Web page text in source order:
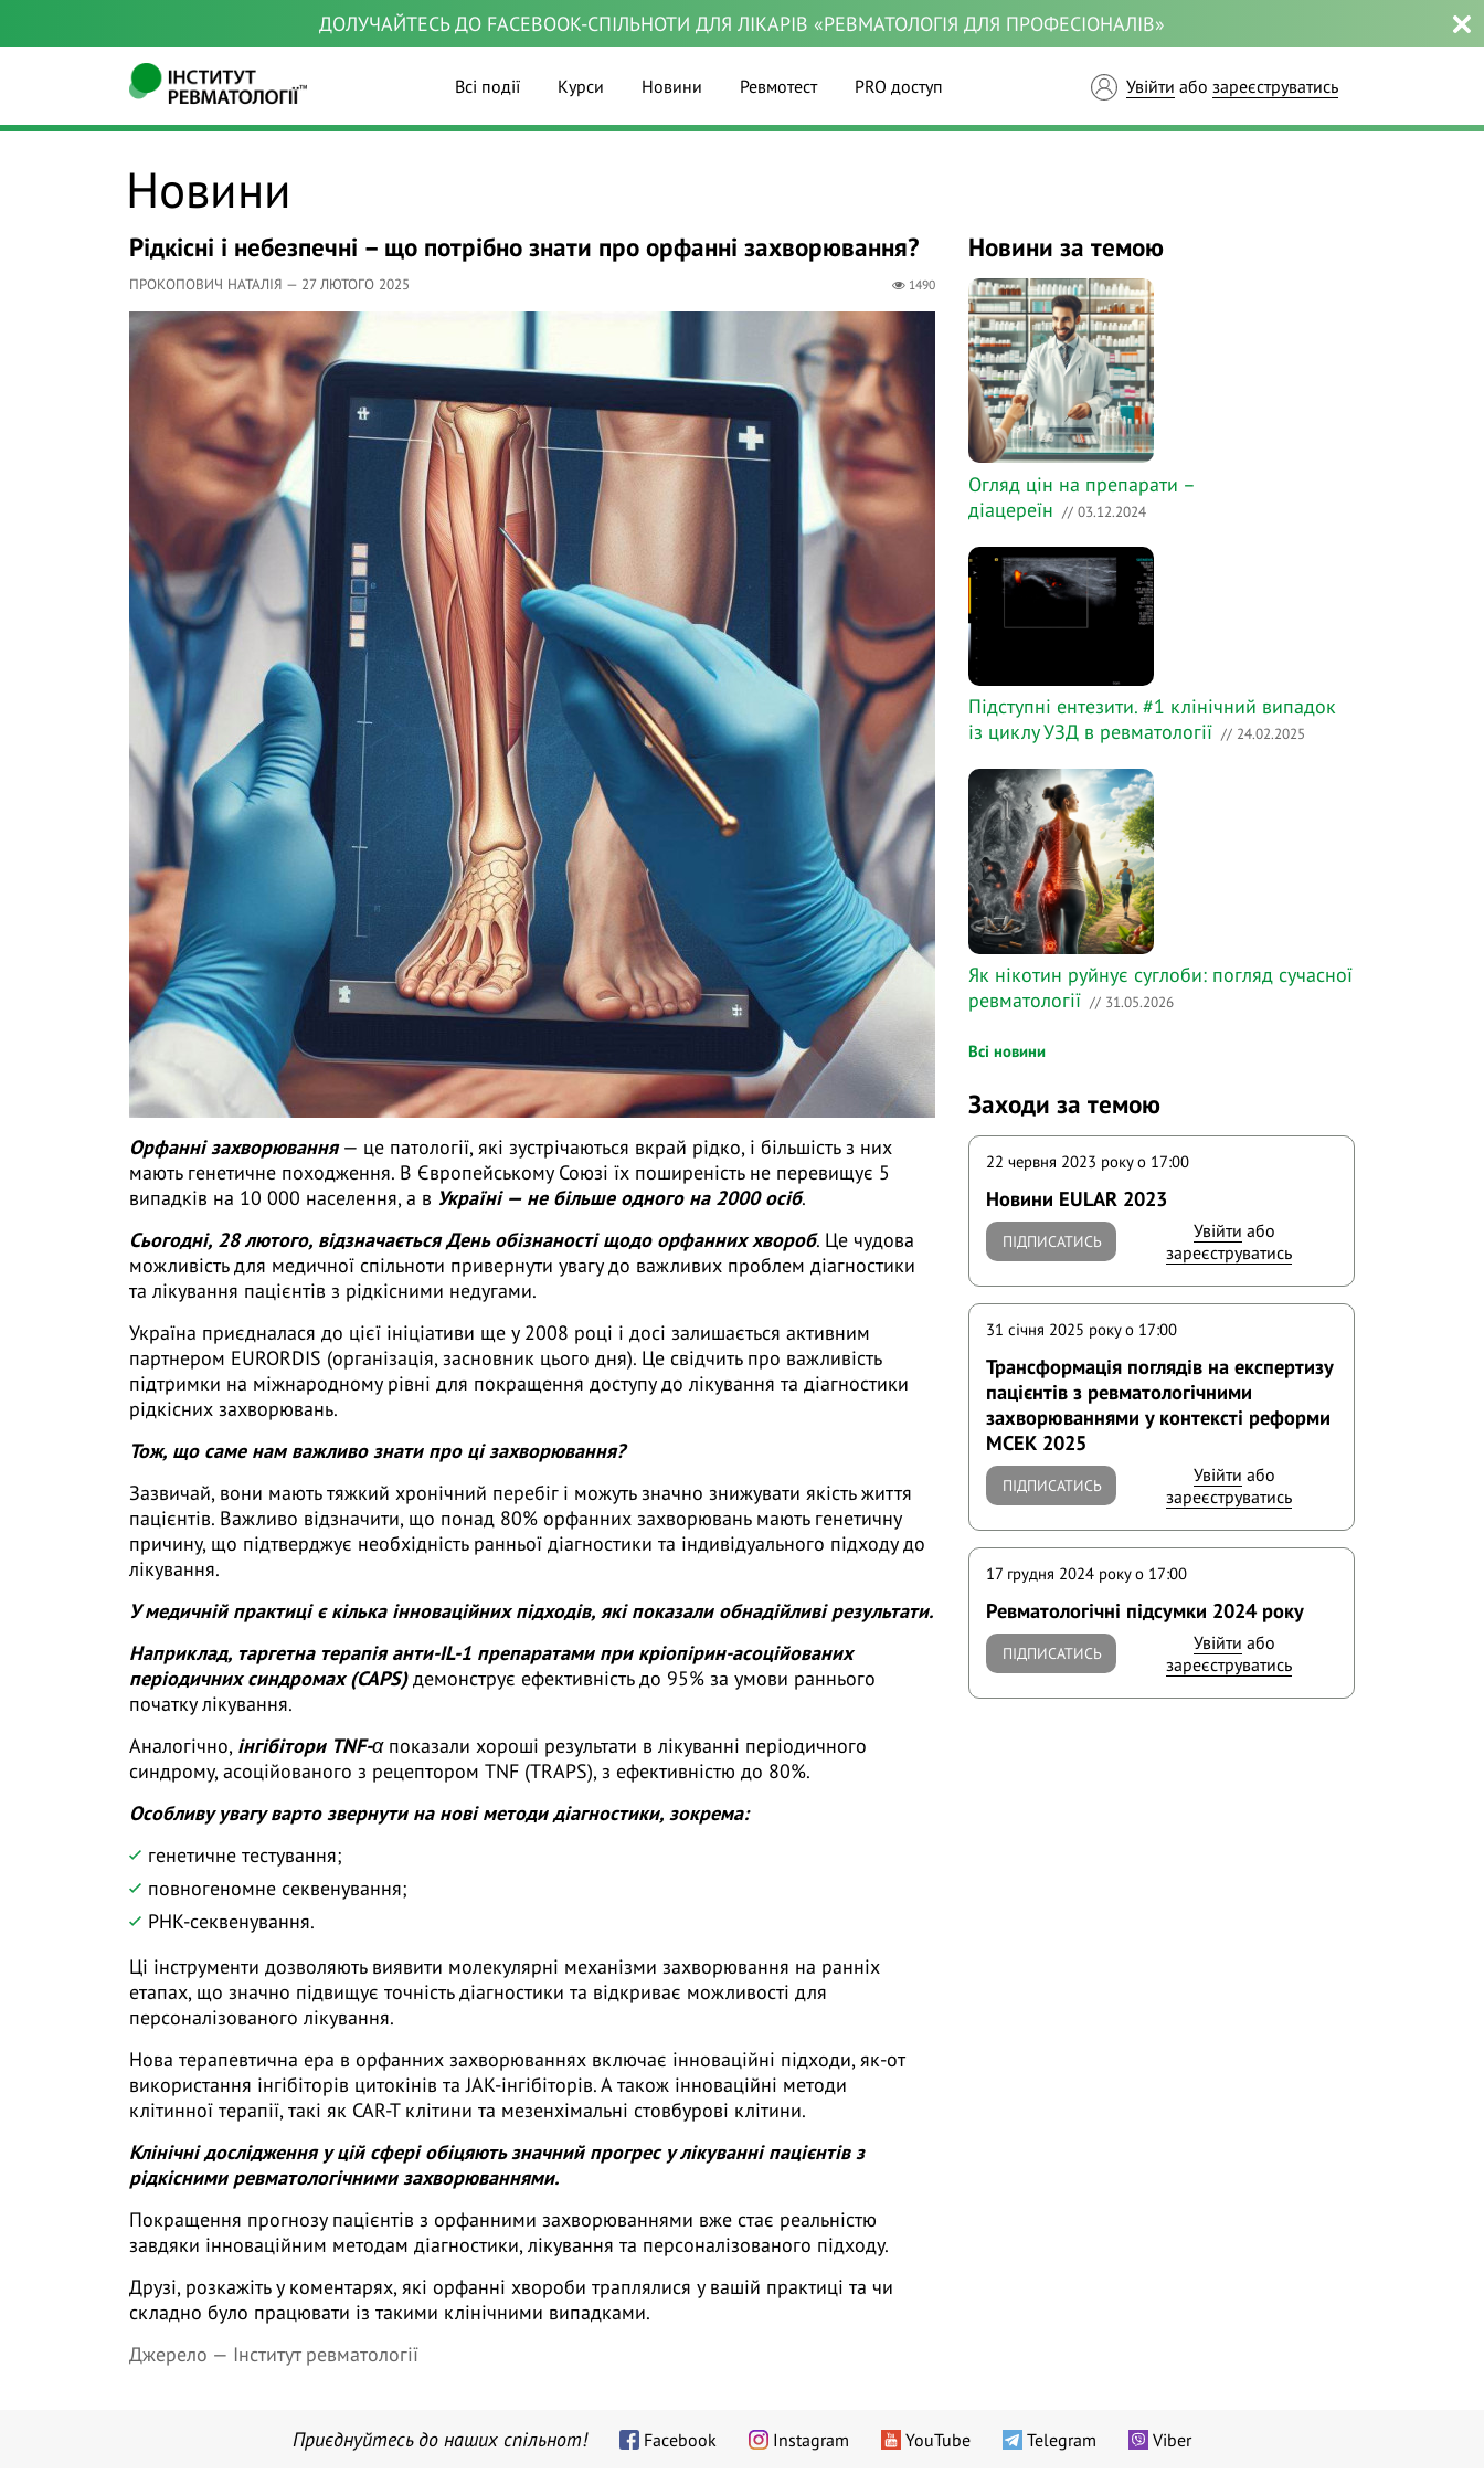
ДОЛУЧАЙТЕСЬ ДО FACEBOOK-СПІЛЬНОТИ ДЛЯ ЛІКАРІВ «РЕВМАТОЛОГІЯ ДЛЯ ПРОФЕСІОНАЛІВ»
Всі події Курси Новини Ревмотест PRO доступ Увійти або зареєструватись
Новини
Рідкісні і небезпечні – що потрібно знати про орфанні захворювання?
ПРОКОПОВИЧ НАТАЛІЯ — 27 ЛЮТОГО 2025 1490
Орфанні захворювання— це патології, які зустрічаються вкрай рідко, і більшість з них
мають генетичне походження. В Європейському Союзі їх поширеність не перевищує 5
випадків на 10 000 населення, а в Україні — не більше одного на 2000 осіб.
Сьогодні, 28 лютого, відзначається День обізнаності щодо орфанних хвороб. Це чудова
можливість для медичної спільноти привернути увагу до важливих проблем діагностики
та лікування пацієнтів з рідкісними недугами.
Україна приєдналася до цієї ініціативи ще у 2008 році і досі залишається активним
партнером EURORDIS (організація, засновник цього дня). Це свідчить про важливість
підтримки на міжнародному рівні для покращення доступу до лікування та діагностики
рідкісних захворювань.
Тож, що саме нам важливо знати про ці захворювання?
Зазвичай, вони мають тяжкий хронічний перебіг і можуть значно знижувати якість життя
пацієнтів. Важливо відзначити, що понад 80% орфанних захворювань мають генетичну
причину, що підтверджує необхідність ранньої діагностики та індивідуального підходу до
лікування.
У медичній практиці є кілька інноваційних підходів, які показали обнадійливі результати.
Наприклад, таргетна терапія анти-IL-1 препаратами при кріопірин-асоційованих
періодичних синдромах (CAPS)демонструє ефективність до 95% за умови раннього
початку лікування.
Аналогічно, інгібітори TNF-αпоказали хороші результати в лікуванні періодичного
синдрому, асоційованого з рецептором TNF (TRAPS), з ефективністю до 80%.
Особливу увагу варто звернути на нові методи діагностики, зокрема:
генетичне тестування;
повногеномне секвенування;
РНК-секвенування.
Ці інструменти дозволяють виявити молекулярні механізми захворювання на ранніх
етапах, що значно підвищує точність діагностики та відкриває можливості для
персоналізованого лікування.
Нова терапевтична ера в орфанних захворюваннях включає інноваційні підходи, як-от
використання інгібіторів цитокінів та JAK-інгібіторів. А також інноваційні методи
клітинної терапії, такі як CAR-T клітини та мезенхімальні стовбурові клітини.
Клінічні дослідження у цій сфері обіцяють значний прогрес у лікуванні пацієнтів з
рідкісними ревматологічними захворюваннями.
Покращення прогнозу пацієнтів з орфанними захворюваннями вже стає реальністю
завдяки інноваційним методам діагностики, лікування та персоналізованого підходу.
Друзі, розкажіть у коментарях, які орфанні хвороби траплялися у вашій практиці та чи
складно було працювати із такими клінічними випадками.
Джерело — Інститут ревматології
Новини за темою
Огляд цін на препарати –
діацереїн // 03.12.2024
Підступні ентезити. #1 клінічний випадок
із циклу УЗД в ревматології // 24.02.2025
Як нікотин руйнує суглоби: погляд сучасної
ревматології // 31.05.2026
Всі новини
Заходи за темою
22 червня 2023 року o 17:00
Новини EULAR 2023
ПІДПИСАТИСЬ Увійти або
зареєструватись
31 січня 2025 року o 17:00
Трансформація поглядів на експертизу
пацієнтів з ревматологічними
захворюваннями у контексті реформи
МСЕК 2025
ПІДПИСАТИСЬ Увійти або
зареєструватись
17 грудня 2024 року o 17:00
Ревматологічні підсумки 2024 року
ПІДПИСАТИСЬ Увійти або
зареєструватись
Приєднуйтесь до наших спільнот! Facebook Instagram YouTube Telegram Viber